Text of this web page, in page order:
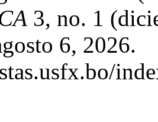
3, no. 1
6, 2026.